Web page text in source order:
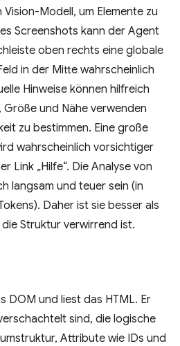
Modell, um Elemente zu
Screenshots kann der Agent
oben rechts eine globale
in der Mitte wahrscheinlich
Hinweise können hilfreich
und Nähe verwenden
zu bestimmen. Eine große
wahrscheinlich vorsichtiger
Link „Hilfe“. Die Analyse von
langsam und teuer sein (in
Daher ist sie besser als
Struktur verwirrend ist.
DOM und liest das HTML. Er
sind, die logische
Attribute wie IDs und